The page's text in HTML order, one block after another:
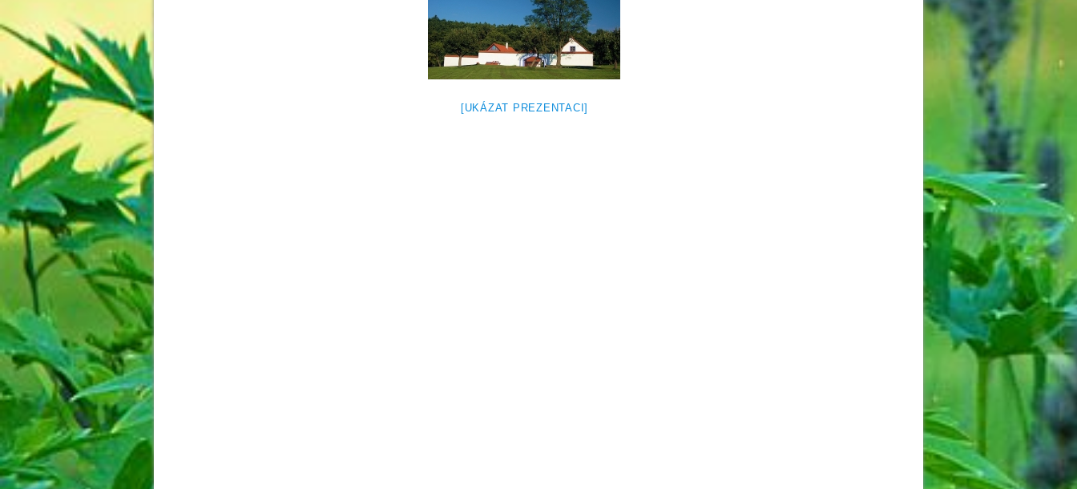
[UKÁZAT PREZENTACI]